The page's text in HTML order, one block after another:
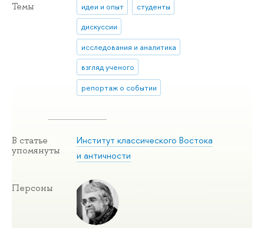
Темы идеи и опыт
студенты
дискуссии
исследования и аналитика
взгляд ученого
репортаж о событии
В статье
упомянуты
Институт классического Востока
и античности
Персоны